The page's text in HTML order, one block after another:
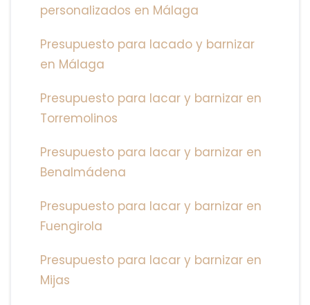
personalizados en Málaga
Presupuesto para lacado y barnizar
en Málaga
Presupuesto para lacar y barnizar en
Torremolinos
Presupuesto para lacar y barnizar en
Benalmádena
Presupuesto para lacar y barnizar en
Fuengirola
Presupuesto para lacar y barnizar en
Mijas